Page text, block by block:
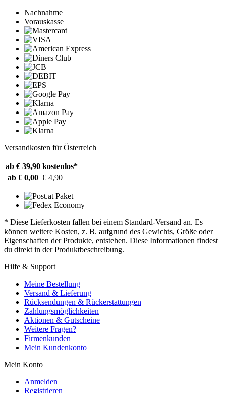
Nachnahme
Vorauskasse
Versandkosten für Österreich
ab € 39,90 kostenlos*
ab € 0,00 € 4,90
* Diese Lieferkosten fallen bei einem Standard-Versand an. Es
können weitere Kosten, z. B. aufgrund des Gewichts, Größe oder
Eigenschaften der Produkte, entstehen. Diese Informationen findest
du direkt in der Produktbeschreibung.
Hilfe & Support
Meine Bestellung
Versand & Lieferung
Rücksendungen & Rückerstattungen
Zahlungsmöglichkeiten
Aktionen & Gutscheine
Weitere Fragen?
Firmenkunden
Mein Kundenkonto
Mein Konto
Anmelden
Registrieren